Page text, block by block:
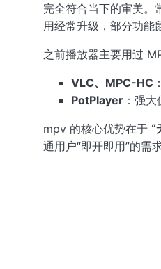
完全符合当下的审美。
用经常升级，部分功能
之前播放器主要用过
VLC、MPC-HC
PotPlayer ：强
mpv 的核心优势在于 “
通用户“即开即用”的需